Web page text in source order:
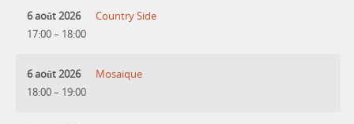
6 août 2026
17:00– 18:00
Country Side
6 août 2026
18:00– 19:00
Mosaique